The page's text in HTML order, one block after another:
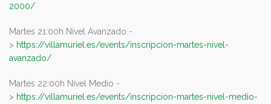
2000/
Martes 21:00h Nivel Avanzado -
> https://villamuriel.es/events/inscripcion-martes-nivel-
avanzado/
Martes 22:00h Nivel Medio -
> https://villamuriel.es/events/inscripcion-martes-nivel-medio-